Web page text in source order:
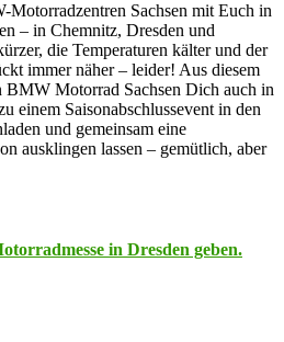
Sachsen mit Euch in
– in Chemnitz, Dresden und
die Temperaturen kälter und der
immer näher – leider! Aus diesem
BMW Motorrad Sachsen Dich auch in
einem Saisonabschlussevent in den
und gemeinsam eine
ausklingen lassen – gemütlich, aber
in Dresden geben.